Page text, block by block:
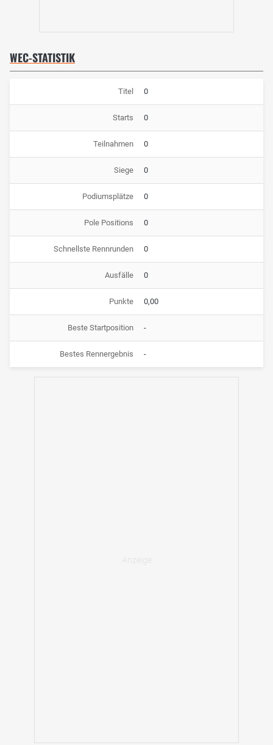
WEC-STATISTIK
Titel 0
Starts 0
Teilnahmen 0
Siege 0
Podiumsplätze 0
Pole Positions 0
Schnellste Rennrunden 0
Ausfälle 0
Punkte 0,00
Beste Startposition -
Bestes Rennergebnis -